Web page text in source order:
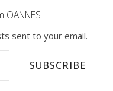
sent to your email.
SUBSCRIBE